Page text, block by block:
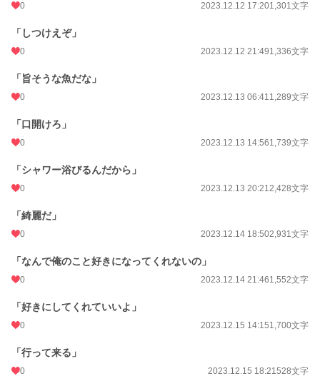
0 2023.12.12 17:201,301文字
「しつけえぞ」
0 2023.12.12 21:491,336文字
「旨そうな魚だな」
0 2023.12.13 06:411,289文字
「口開けろ」
0 2023.12.13 14:561,739文字
「シャワー浴びるんだから」
0 2023.12.13 20:212,428文字
「綺麗だ」
0 2023.12.14 18:502,931文字
「なんで俺のこと好きになってくれないの」
0 2023.12.14 21:461,552文字
「好きにしてくれていいよ」
0 2023.12.15 14:151,700文字
「行って来る」
0 2023.12.15 18:21528文字